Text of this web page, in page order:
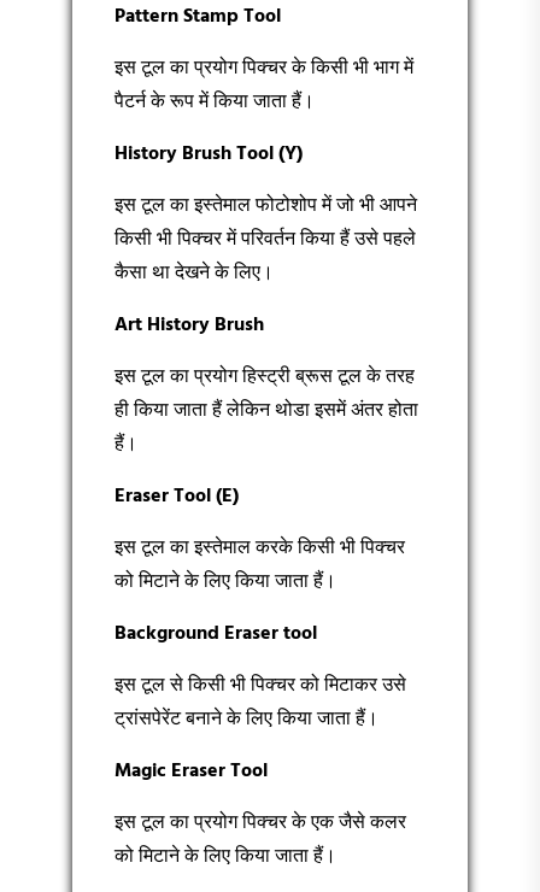
Pattern Stamp Tool
इस टूल का प्रयोग पिक्चर के किसी भी भाग में
पैटर्न के रूप में किया जाता हैं।
History Brush Tool (Y)
इस टूल का इस्तेमाल फोटोशोप में जो भी आपने
किसी भी पिक्चर में परिवर्तन किया हैं उसे पहले
कैसा था देखने के लिए।
Art History Brush
इस टूल का प्रयोग हिस्ट्री ब्रूस टूल के तरह
ही किया जाता हैं लेकिन थोडा इसमें अंतर होता
हैं।
Eraser Tool (E)
इस टूल का इस्तेमाल करके किसी भी पिक्चर
को मिटाने के लिए किया जाता हैं।
Background Eraser tool
इस टूल से किसी भी पिक्चर को मिटाकर उसे
ट्रांसपेरेंट बनाने के लिए किया जाता हैं।
Magic Eraser Tool
इस टूल का प्रयोग पिक्चर के एक जैसे कलर
को मिटाने के लिए किया जाता हैं।